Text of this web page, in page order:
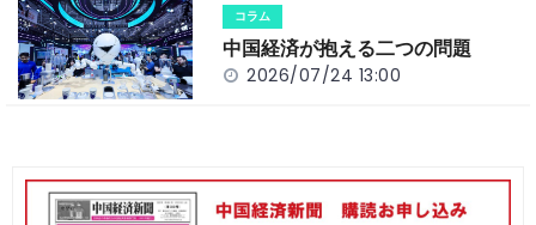
コラム
中国経済が抱える二つの問題
2026/07/24 13:00